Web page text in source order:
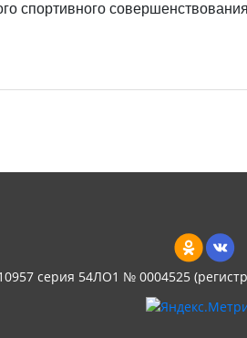
спортивного
серия 54ЛО1 № 0004525